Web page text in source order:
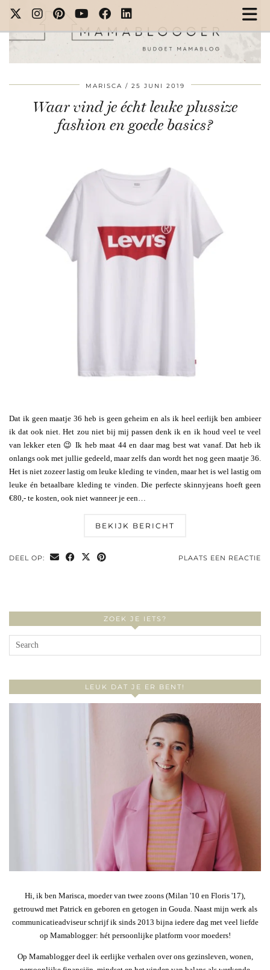
MARISCA 25 JUNI 2019
Waar vind je écht leuke plussize
fashion en goede basics?
Dat ik geen maatje 36 heb is geen geheim en als ik heel eerlijk ben ambieer
ik dat ook niet. Het zou niet bij mij passen denk ik en ik houd veel te veel
van lekker eten 😉 Ik heb maat 44 en daar mag best wat vanaf. Dat heb ik
onlangs ook met jullie gedeeld, maar zelfs dan wordt het nog geen maatje 36.
Het is niet zozeer lastig om leuke kleding te vinden, maar het is wel lastig om
leuke én betaalbare kleding te vinden. Die perfecte skinnyjeans hoeft geen
€80,- te kosten, ook niet wanneer je een…
BEKIJK BERICHT
DEEL OP: PLAATS EEN REACTIE
ZOEK JE IETS?
LEUK DAT JE ER BENT!
Hi, ik ben Marisca, moeder van twee zoons (Milan '10 en Floris '17),
getrouwd met Patrick en geboren en getogen in Gouda. Naast mijn werk als
communicatieadviseur schrijf ik sinds 2013 bijna iedere dag met veel liefde
op Mamablogger: hét persoonlijke platform voor moeders!
Op Mamablogger deel ik eerlijke verhalen over ons gezinsleven, wonen,